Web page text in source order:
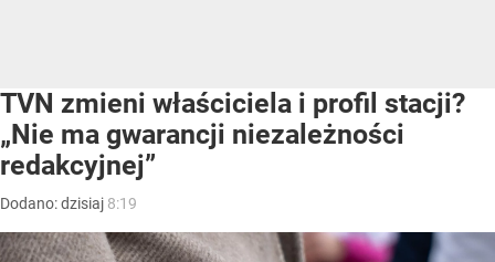
TVN zmieni właściciela i profil stacji?
„Nie ma gwarancji niezależności
redakcyjnej”
Dodano:dzisiaj 8:19